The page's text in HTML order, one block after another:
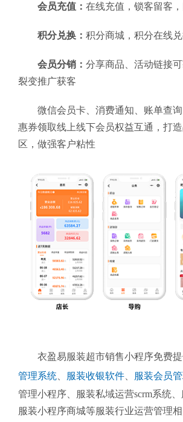
会员充值： 在线充值，锁客留客
积分兑换： 积分商城，积分在线
会员分销： 分享商品、活动链接
裂变推广获客
微信会员卡、消费通知、账单查
惠券领取线上线下会员权益互通，打
区，做强客户粘性
衣盈易服装超市销售小程序免费
管理系统
服装收银软件 服装会员
管理小程序、服装私域运营scrm系统、
服装小程序商城等服装行业运营管理